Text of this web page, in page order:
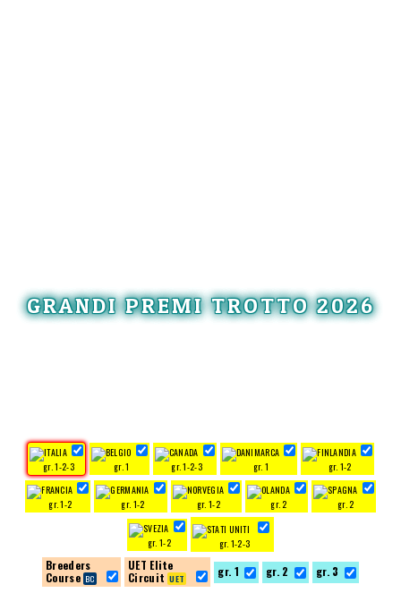
GRANDI PREMI TROTTO 2026
gr. 1-2-3 gr. 1 gr. 1-2-3 gr. 1 gr. 1-2
gr. 1-2 gr. 1-2 gr. 1-2 gr. 2 gr. 2
gr. 1-2 gr. 1-2-3
Breeders
Course
UET Elite
Circuit
gr. 1 gr. 2 gr. 3